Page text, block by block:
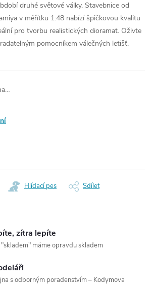
druhé světové války. Stavebnice od
v měřítku 1:48 nabízí špičkovou kvalitu
pro tvorbu realistických dioramat. Oživte
pomocníkem válečných letišť.
Hlídací pes Sdílet
zítra lepíte
máme opravdu skladem
s odborným poradenstvím – Kodymova